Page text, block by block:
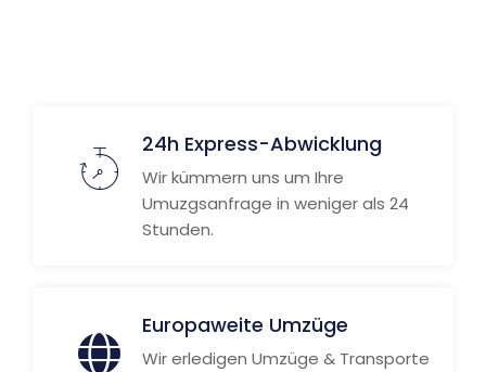
24h Express-Abwicklung
Wir kümmern uns um Ihre
Umuzgsanfrage in weniger als 24
Stunden.
Europaweite Umzüge
Wir erledigen Umzüge & Transporte